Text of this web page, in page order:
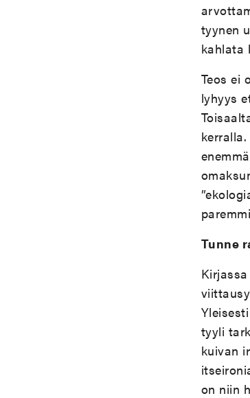
tyynen
kahlata
Teos ei
lyhyys
Tunne
tyyli
kuivan
on niin